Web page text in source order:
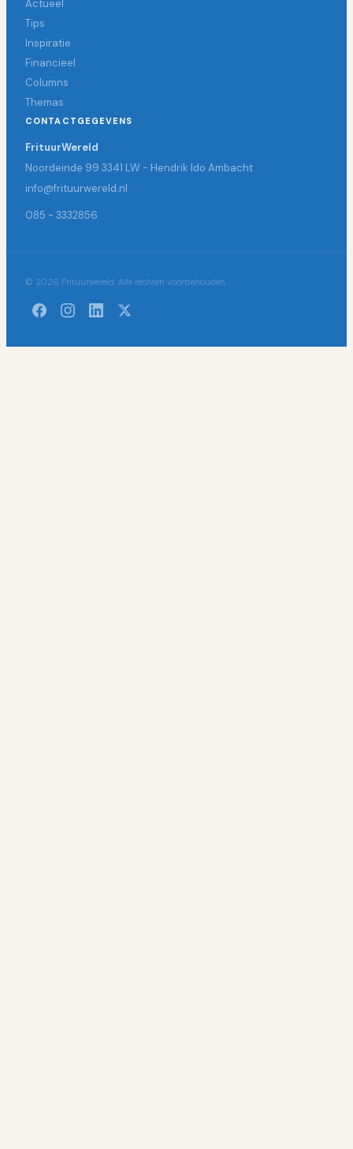
Actueel
Tips
Inspiratie
Financieel
Columns
Themas
CONTACTGEGEVENS
FrituurWereld
Noordeinde 99 3341 LW - Hendrik Ido Ambacht
info@frituurwereld.nl
085 - 3332856
© 2026 Frituurwereld. Alle rechten voorbehouden.